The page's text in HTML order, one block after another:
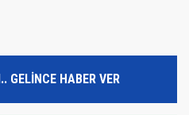
GELİNCE HABER VER